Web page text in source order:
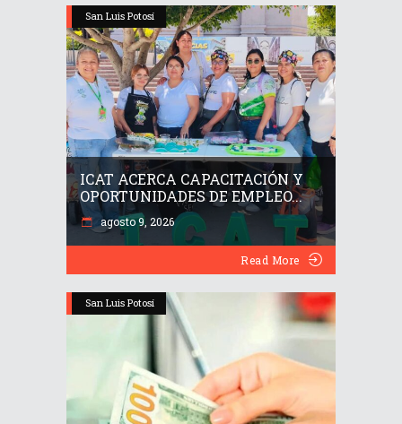
San Luis Potosí
ICAT ACERCA CAPACITACIÓN Y
OPORTUNIDADES DE EMPLEO...
agosto 9, 2026
Read More
San Luis Potosí